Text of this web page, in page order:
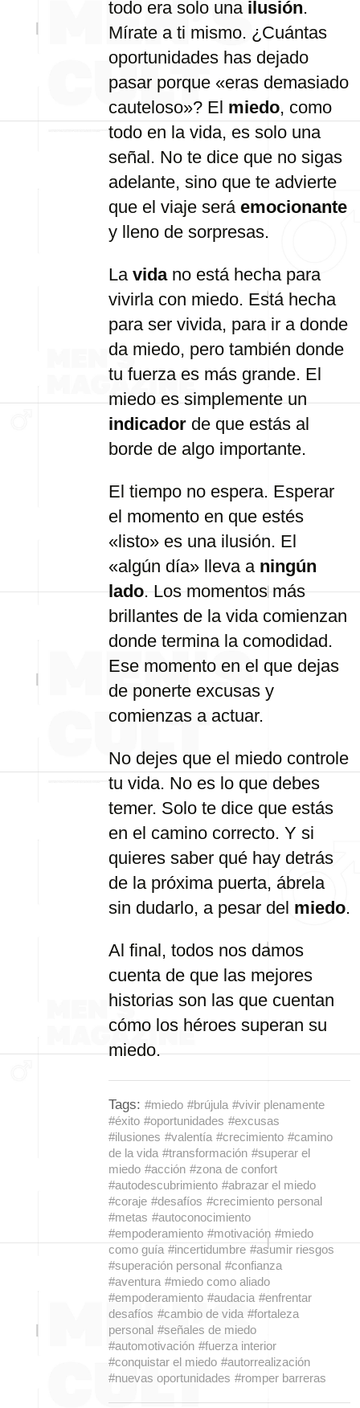
todo era solo una ilusión.
Mírate a ti mismo. ¿Cuántas
oportunidades has dejado
pasar porque «eras demasiado
cauteloso»? El miedo, como
todo en la vida, es solo una
señal. No te dice que no sigas
adelante, sino que te advierte
que el viaje será emocionante
y lleno de sorpresas.
La vidano está hecha para
vivirla con miedo. Está hecha
para ser vivida, para ir a donde
da miedo, pero también donde
tu fuerza es más grande. El
miedo es simplemente un
indicador de que estás al
borde de algo importante.
El tiempo no espera. Esperar
el momento en que estés
«listo» es una ilusión. El
«algún día» lleva a ningún
lado. Los momentos más
brillantes de la vida comienzan
donde termina la comodidad.
Ese momento en el que dejas
de ponerte excusas y
comienzas a actuar.
No dejes que el miedo controle
tu vida. No es lo que debes
temer. Solo te dice que estás
en el camino correcto. Y si
quieres saber qué hay detrás
de la próxima puerta, ábrela
sin dudarlo, a pesar del miedo.
Al final, todos nos damos
cuenta de que las mejores
historias son las que cuentan
cómo los héroes superan su
miedo.
Tags: #miedo #brújula #vivir plenamente
#éxito #oportunidades #excusas
#ilusiones #valentía #crecimiento #camino
de la vida #transformación #superar el
miedo #acción #zona de confort
#autodescubrimiento #abrazar el miedo
#coraje #desafíos #crecimiento personal
#metas #autoconocimiento
#empoderamiento #motivación #miedo
como guía #incertidumbre #asumir riesgos
#superación personal #confianza
#aventura #miedo como aliado
#empoderamiento #audacia #enfrentar
desafíos #cambio de vida #fortaleza
personal #señales de miedo
#automotivación #fuerza interior
#conquistar el miedo #autorrealización
#nuevas oportunidades #romper barreras